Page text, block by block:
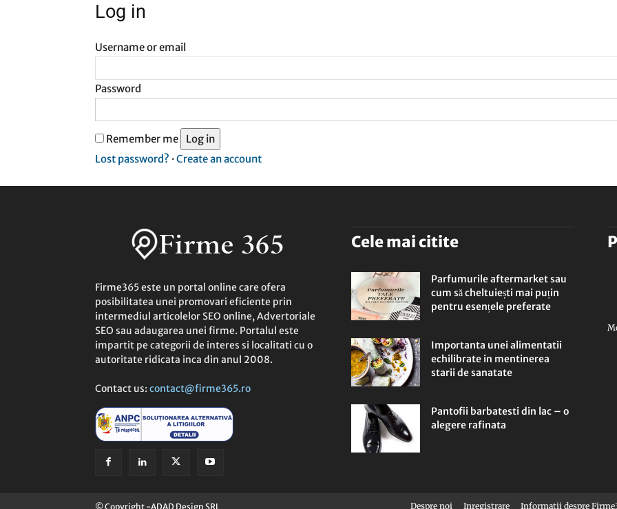
presa
Log in
Username or email
Password
Remember me
Log in
Lost password? ·Create an account
Firme365 este un portal online care ofera
posibilitatea unei promovari eficiente prin
intermediul articolelor SEO online, Advertoriale
SEO sau adaugarea unei firme. Portalul este
impartit pe categorii de interes si localitati cu o
autoritate ridicata inca din anul 2008.
Contact us: contact@firme365.ro
Cele mai citite
Parfumurile aftermarket sau
cum să cheltuiești mai puțin
pentru esențele preferate
Importanta unei alimentatii
echilibrate in mentinerea
starii de sanatate
Pantofii barbatesti din lac – o
alegere rafinata
© Copyright -ADAD Design SRL Despre noi Inregistrare Informatii despre